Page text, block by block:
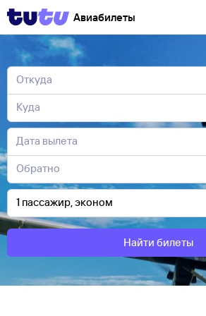
Авиабилеты
Найти билеты